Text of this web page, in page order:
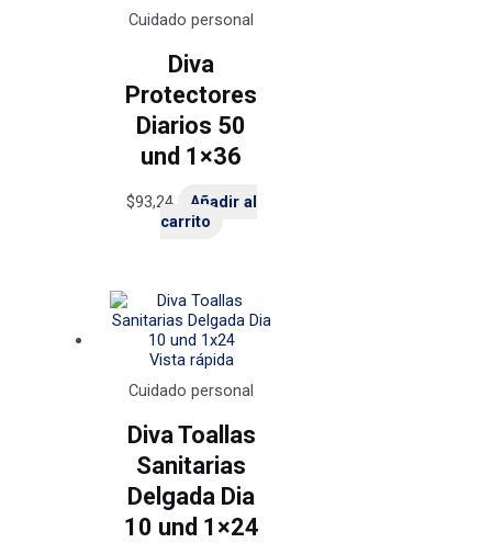
Cuidado personal
Diva
Protectores
Diarios 50
und 1×36
$93,24
Añadir al
carrito
Vista rápida
Cuidado personal
Diva Toallas
Sanitarias
Delgada Dia
10 und 1×24